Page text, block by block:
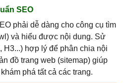
SEO
phải dễ dàng cho công cụ tìm
và hiểu được nội dung. Sử
H3...) hợp lý để phân chia nội
đồ trang web (sitemap) giúp
phá tất cả các trang.